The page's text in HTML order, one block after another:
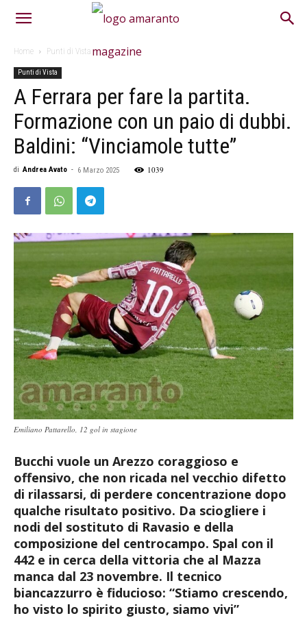
Home Punti di Vista
Punti di Vista
A Ferrara per fare la partita.
Formazione con un paio di dubbi.
Baldini: “Vinciamole tutte”
di Andrea Avato - 6 Marzo 2025 1039
Emiliano Pattarello, 12 gol in stagione
Bucchi vuole un Arezzo coraggioso e
offensivo, che non ricada nel vecchio difetto
di rilassarsi, di perdere concentrazione dopo
qualche risultato positivo. Da sciogliere i
nodi del sostituto di Ravasio e della
composizione del centrocampo. Spal con il
442 e in cerca della vittoria che al Mazza
manca dal 23 novembre. Il tecnico
biancazzurro è fiducioso: “Stiamo crescendo,
ho visto lo spirito giusto, siamo vivi”